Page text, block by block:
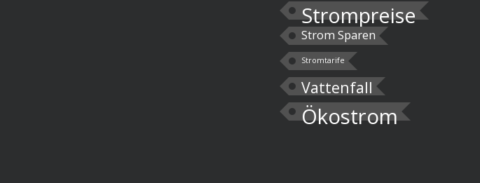
Strompreise
Strom Sparen
Stromtarife
Vattenfall
Ökostrom